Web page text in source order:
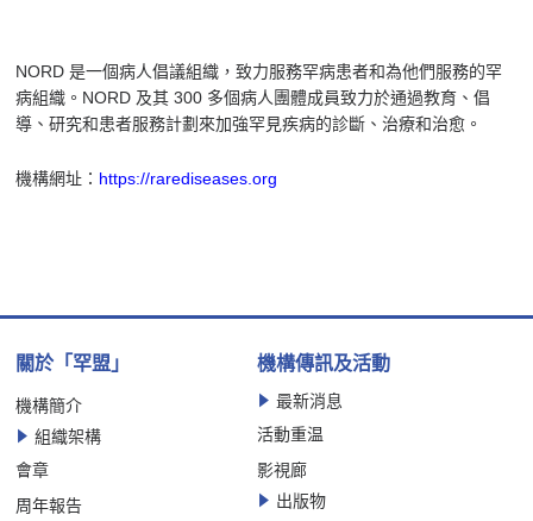
NORD 是一個病人倡議組織，致力服務罕病患者和為他們服務的罕
病組織。NORD 及其 300 多個病人團體成員致力於通過教育、倡
導、研究和患者服務計劃來加強罕見疾病的診斷、治療和治愈。
機構網址： https://rarediseases.org
關於「罕盟」
機構簡介
組織架構
會章
周年報告
機構傳訊及活動
最新消息
活動重温
影視廊
出版物